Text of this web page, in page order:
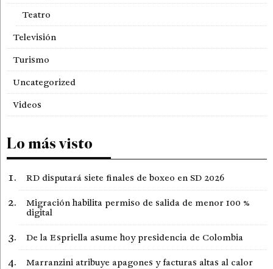
Teatro
Televisión
Turismo
Uncategorized
Videos
Lo más visto
RD disputará siete finales de boxeo en SD 2026
Migración habilita permiso de salida de menor 100 %
digital
De la Espriella asume hoy presidencia de Colombia
Marranzini atribuye apagones y facturas altas al calor